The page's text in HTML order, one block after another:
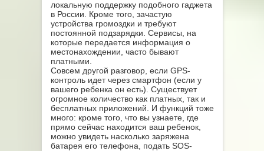
локальную поддержку подобного гаджета
в России. Кроме того, зачастую
устройства громоздки и требуют
постоянной подзарядки. Сервисы, на
которые передается информация о
местонахождении, часто бывают
платными.
Совсем другой разговор, если GPS-
контроль идет через смартфон (если у
вашего ребенка он есть). Существует
огромное количество как платных, так и
бесплатных приложений. И функций тоже
много: кроме того, что вы узнаете, где
прямо сейчас находится ваш ребенок,
можно увидеть насколько заряжена
батарея его телефона, подать SOS-